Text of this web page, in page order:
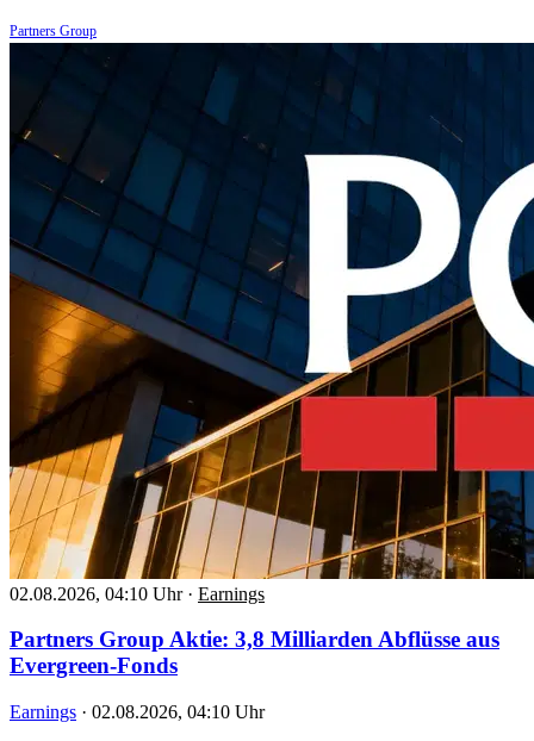
Partners Group
02.08.2026, 04:10 Uhr · Earnings
Partners Group Aktie: 3,8 Milliarden Abflüsse aus
Evergreen-Fonds
Earnings · 02.08.2026, 04:10 Uhr